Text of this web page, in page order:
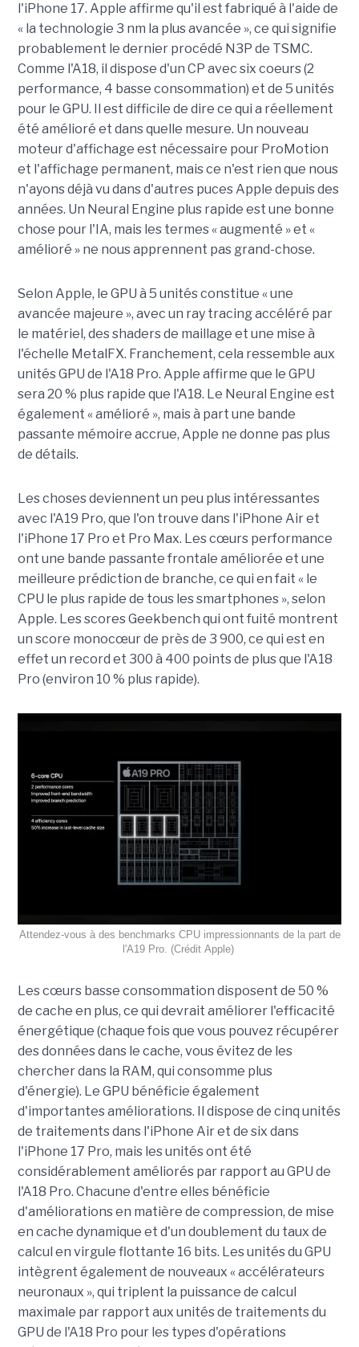
l'iPhone 17. Apple affirme qu'il est fabriqué à l'aide de
« la technologie 3 nm la plus avancée », ce qui signifie
probablement le dernier procédé N3P de TSMC.
Comme l'A18, il dispose d'un CP avec six coeurs (2
performance, 4 basse consommation) et de 5 unités
pour le GPU.
Il est difficile de dire ce qui a réellement
été amélioré et dans quelle mesure. Un nouveau
moteur d'affichage est nécessaire pour ProMotion
et l'affichage permanent, mais ce n'est rien que nous
n'ayons déjà vu dans d'autres puces Apple depuis des
années. Un Neural Engine plus rapide est une bonne
chose pour l'IA, mais les termes « augmenté » et «
amélioré » ne nous apprennent pas grand-chose.
Selon Apple, le GPU à 5 unités constitue « une
avancée majeure », avec un ray tracing accéléré par
le matériel, des shaders de maillage et une mise à
l'échelle MetalFX. Franchement, cela ressemble aux
unités GPU de l'A18 Pro. Apple affirme que le GPU
sera 20 % plus rapide que l'A18. Le Neural Engine est
également « amélioré », mais à part une bande
passante mémoire accrue, Apple ne donne pas plus
de détails.
Les choses deviennent un peu plus intéressantes
avec l'A19 Pro, que l'on trouve dans l'iPhone Air et
l'iPhone 17 Pro et Pro Max. Les cœurs performance
ont une bande passante frontale améliorée et une
meilleure prédiction de branche, ce qui en fait « le
CPU le plus rapide de tous les smartphones », selon
Apple. Les scores Geekbench qui ont fuité montrent
un score monocœur de près de 3 900, ce qui est en
effet un record et 300 à 400 points de plus que l'A18
Pro (environ 10 % plus rapide).
Attendez-vous à des benchmarks CPU impressionnants de la part de
l'A19 Pro. (Crédit Apple)
Les cœurs basse consommation disposent de 50 %
de cache en plus, ce qui devrait améliorer l'efficacité
énergétique (chaque fois que vous pouvez récupérer
des données dans le cache, vous évitez de les
chercher dans la RAM, qui consomme plus
d'énergie). Le GPU bénéficie également
d'importantes améliorations. Il dispose de cinq unités
de traitements dans l'iPhone Air et de six dans
l'iPhone 17 Pro, mais les unités ont été
considérablement améliorés par rapport au GPU de
l'A18 Pro. Chacune d'entre elles bénéficie
d'améliorations en matière de compression, de mise
en cache dynamique et d'un doublement du taux de
calcul en virgule flottante 16 bits. Les unités du GPU
intègrent également de nouveaux « accélérateurs
neuronaux », qui triplent la puissance de calcul
maximale par rapport aux unités de traitements du
GPU de l'A18 Pro pour les types d'opérations